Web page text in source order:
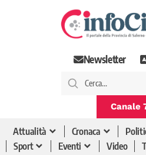
Newsletter
Canale
Attualità Cronaca
Sport
Eventi Video